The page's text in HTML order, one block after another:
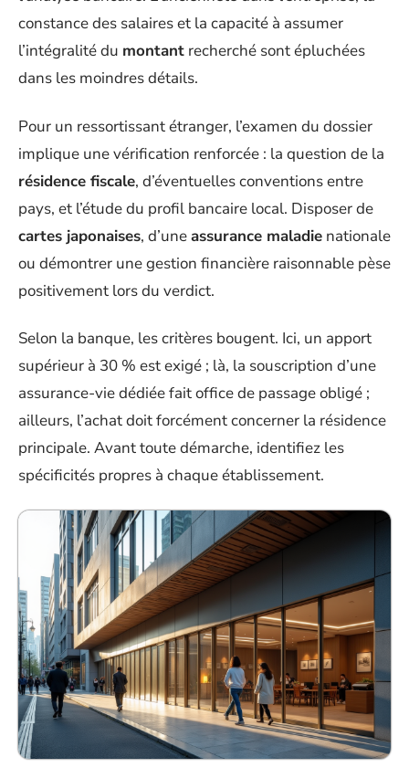
constance des salaires et la capacité à assumer
l’intégralité du montant recherché sont épluchées
dans les moindres détails.
Pour un ressortissant étranger, l’examen du dossier
implique une vérification renforcée : la question de la
résidence fiscale, d’éventuelles conventions entre
pays, et l’étude du profil bancaire local. Disposer de
cartes japonaises, d’uneassurance maladie nationale
ou démontrer une gestion financière raisonnable pèse
positivement lors du verdict.
Selon la banque, les critères bougent. Ici, un apport
supérieur à 30 % est exigé ; là, la souscription d’une
assurance-vie dédiée fait office de passage obligé ;
ailleurs, l’achat doit forcément concerner la résidence
principale. Avant toute démarche, identifiez les
spécificités propres à chaque établissement.